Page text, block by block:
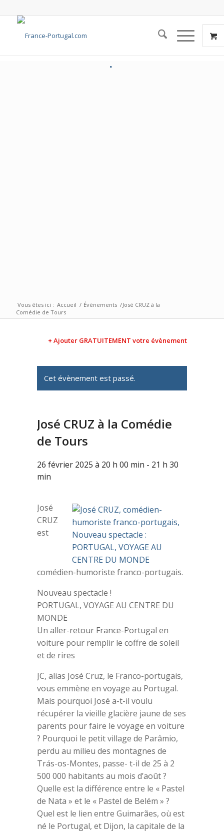
Vous êtes ici : Accueil / Évènements /José CRUZ à la
Comédie de Tours
+ Ajouter GRATUITEMENT votre évènement
Cet évènement est passé.
José CRUZ à la Comédie
de Tours
26 février 2025 à 20 h 00 min - 21 h 30
min
José
CRUZ
est
comédien-humoriste franco-portugais.
Nouveau spectacle !
PORTUGAL, VOYAGE AU CENTRE DU
MONDE
Un aller-retour France-Portugal en
voiture pour remplir le coffre de soleil
et de rires
JC, alias José Cruz, le Franco-portugais,
vous emmène en voyage au Portugal.
Mais pourquoi José a-t-il voulu
récupérer la vieille glacière jaune de ses
parents pour faire le voyage en voiture
? Pourquoi le petit village de Parâmio,
perdu au milieu des montagnes de
Trás-os-Montes, passe- t-il de 25 à 2
500 000 habitants au mois d’août ?
Quelle est la différence entre le « Pastel
de Nata » et le « Pastel de Belém » ?
Quel est le lien entre Guimarães, où est
né le Portugal, et Dijon, la capitale de la